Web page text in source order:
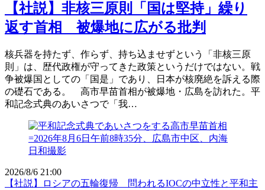
【社説】非核三原則「国は堅持」繰り
返す首相 被爆地に広がる批判
核兵器を持たず、作らず、持ち込ませずという「非核三原
則」は、歴代政権が守ってきた政策というだけではない。戦
争被爆国としての「国是」であり、日本が核廃絶を訴える際
の礎石である。 高市早苗首相が被爆地・広島を訪れた。平
和記念式典のあいさつで「我…
2026/8/6 21:00
【社説】ロシアの五輪復帰 問われるIOCの中立性と平和主